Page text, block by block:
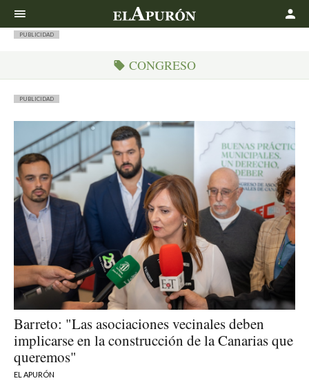
PUBLICIDAD
CONGRESO
PUBLICIDAD
Barreto: "Las asociaciones vecinales deben
implicarse en la construcción de la Canarias que
queremos"
EL APURÓN